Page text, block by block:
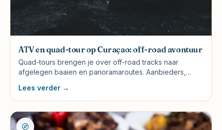
ATV en quad-tour op Curaçao: off-road avontuur
Quad-tours brengen je over off-road tracks naar
afgelegen baaien en panoramaroutes. Aanbieders,
Lees verder →